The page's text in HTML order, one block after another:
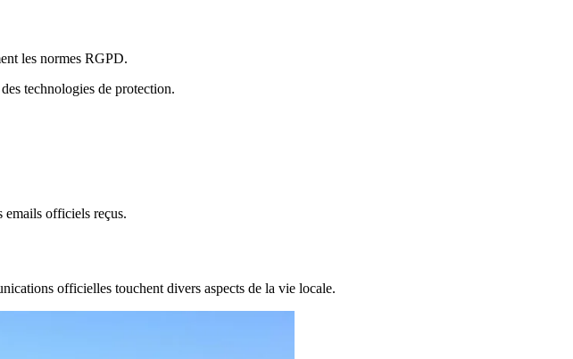
les normes RGPD.
technologies de protection.
emails officiels reçus.
officielles touchent divers aspects de la vie locale.